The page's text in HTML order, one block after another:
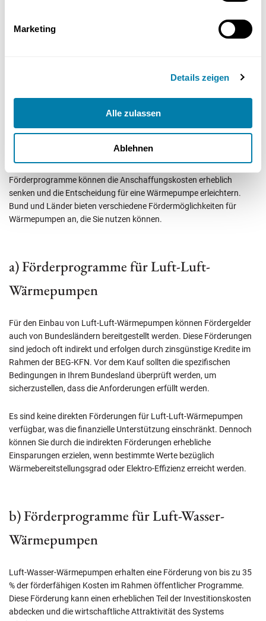
Marketing
Details zeigen
Alle zulassen
Ablehnen
Förderprogramme können die Anschaffungskosten erheblich
senken und die Entscheidung für eine Wärmepumpe erleichtern.
Bund und Länder bieten verschiedene Fördermöglichkeiten für
Wärmepumpen an, die Sie nutzen können.
a) Förderprogramme für Luft-Luft-
Wärmepumpen
Für den Einbau von Luft-Luft-Wärmepumpen können Fördergelder
auch von Bundesländern bereitgestellt werden. Diese Förderungen
sind jedoch oft indirekt und erfolgen durch zinsgünstige Kredite im
Rahmen der BEG-KFN. Vor dem Kauf sollten die spezifischen
Bedingungen in Ihrem Bundesland überprüft werden, um
sicherzustellen, dass die Anforderungen erfüllt werden.
Es sind keine direkten Förderungen für Luft-Luft-Wärmepumpen
verfügbar, was die finanzielle Unterstützung einschränkt. Dennoch
können Sie durch die indirekten Förderungen erhebliche
Einsparungen erzielen, wenn bestimmte Werte bezüglich
Wärmebereitstellungsgrad oder Elektro-Effizienz erreicht werden.
b) Förderprogramme für Luft-Wasser-
Wärmepumpen
Luft-Wasser-Wärmepumpen erhalten eine Förderung von bis zu 35
% der förderfähigen Kosten im Rahmen öffentlicher Programme.
Diese Förderung kann einen erheblichen Teil der Investitionskosten
abdecken und die wirtschaftliche Attraktivität des Systems